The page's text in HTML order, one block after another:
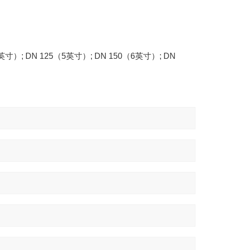
寸） ; DN 125 （5英寸） ; DN 150 （6英寸） ; DN